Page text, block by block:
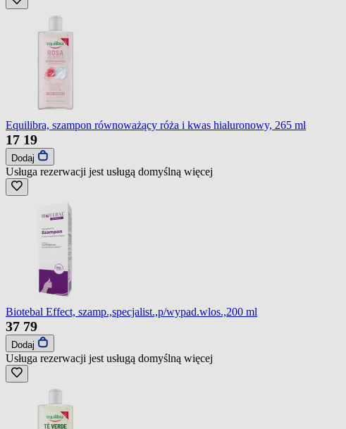
Equilibra, szampon równoważący róża i kwas hialuronowy, 265 ml
17 19
Dodaj
Usługa rezerwacji jest usługą domyślną więcej
Biotebal Effect, szamp.,specjalist.,p/wypad.wlos.,200 ml
37 79
Dodaj
Usługa rezerwacji jest usługą domyślną więcej